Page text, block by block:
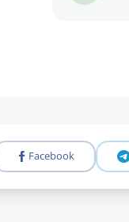
Facebook